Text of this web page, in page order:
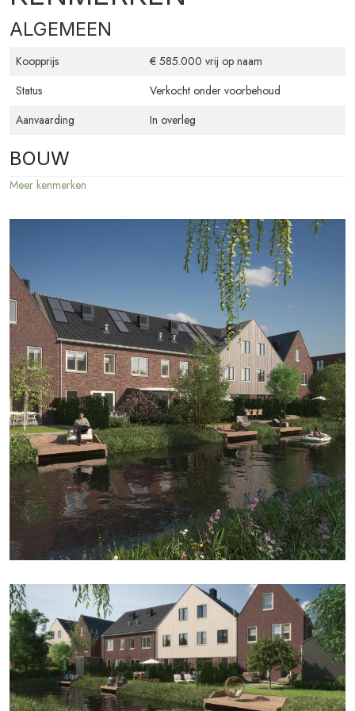
Wil je meer informatie of heb je vragen? Neem contact op via 072-
ALGEMEEN
Koopprijs
€ 585.000 vrij op naam
Status
Verkocht onder voorbehoud
Aanvaarding
In overleg
BOUW
Bouwvorm
Type woonhuis
Eengezinswoning
Hoekwoning
Bouwjaar
OPPERVLAKTEN EN INHOUD
Woonoppervlakte
132 m²
Buitenruimte oppervlakte
57 m²
Inhoud
520 m³
Externe bergruimte
5 m²
INDELING
Aantal kamers 5 kamers (4 slaapkamers)
ENERGIE
BUITEN
Locatie Aan water en in woonwijk
BERGING
Meer kenmerken